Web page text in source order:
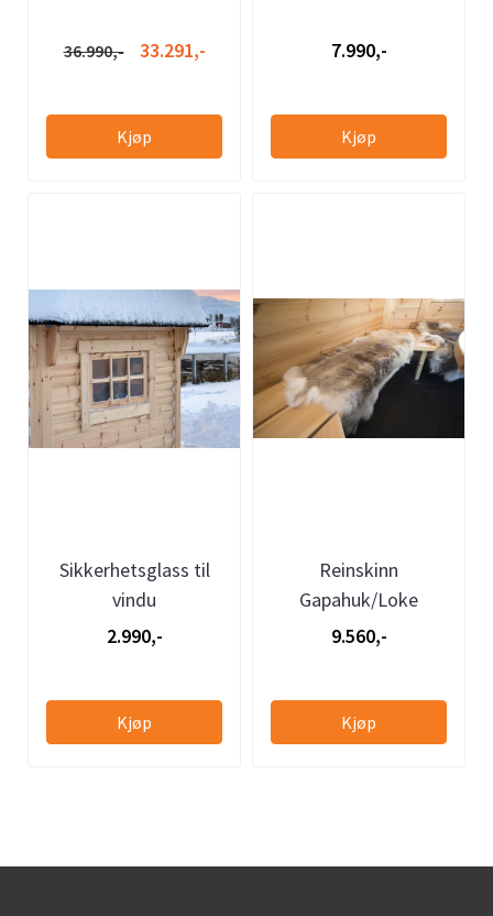
36.990,- 33.291,-
Kjøp
7.990,-
Kjøp
Sikkerhetsglass til
vindu
2.990,-
Kjøp
Reinskinn
Gapahuk/Loke
9.560,-
Kjøp